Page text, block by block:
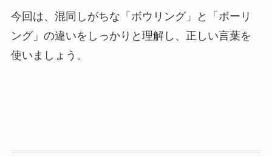
今回は、混同しがちな「ボウリング」と「ボーリ
ング」の違いをしっかりと理解し、正しい言葉を
使いましょう。